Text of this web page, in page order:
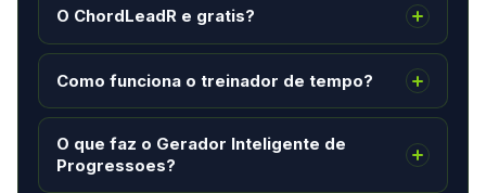
O ChordLeadR e gratis?
Como funciona o treinador de tempo?
O que faz o Gerador Inteligente de
Progressoes?